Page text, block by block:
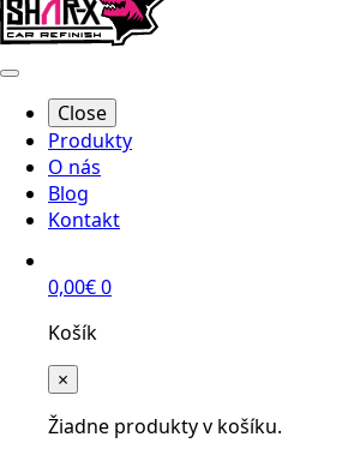
Close
Produkty
O nás
Blog
Kontakt
0,00€0
Košík
×
Žiadne produkty v košíku.